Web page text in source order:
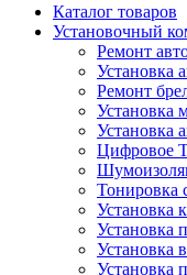
Каталог товаров
Установочный
Ремонт
Установка
Ремонт
Установка
Установка
Цифровое
Тонировка
Установка
Установка
Установка
Установка